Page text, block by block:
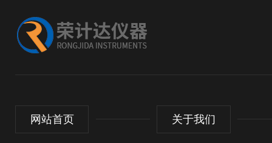
网站首页 关于我们